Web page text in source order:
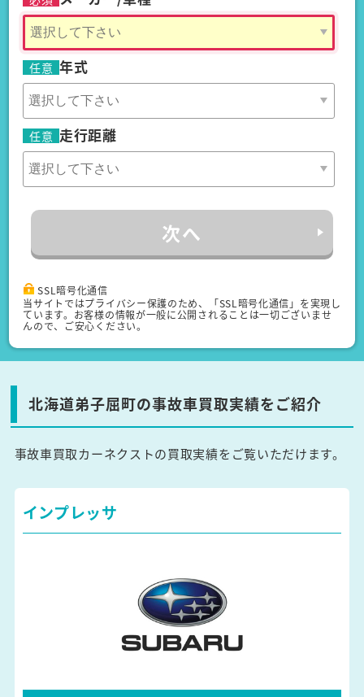
任意 年式
任意 走行距離
次へ
SSL暗号化通信
当サイトではプライバシー保護のため、「SSL暗号化通信」を実現し
ています。お客様の情報が一般に公開されることは一切ございませ
んので、ご安心ください。
北海道弟子屈町の事故車買取実績をご紹介
事故車買取カーネクストの買取実績をご覧いただけます。
インプレッサ